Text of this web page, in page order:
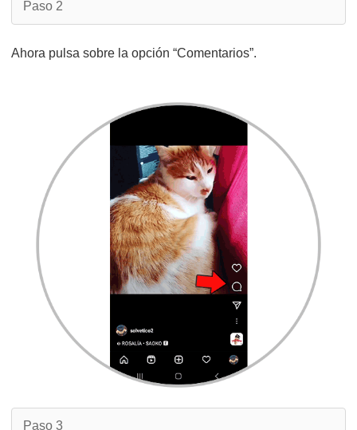
Paso 2
Ahora pulsa sobre la opción “Comentarios”.
Paso 3